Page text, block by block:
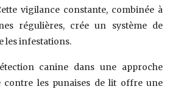
vigilance constante, combinée à
régulières, crée un système de
les infestations.
canine dans une approche
contre les punaises de lit offre une